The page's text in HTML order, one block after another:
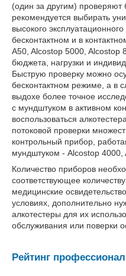
(один за другим) проверяют
рекомендуется выбирать
высокого
бесконтактном и в
A50, Alcostop 5000, Alcostop
бюджета, нагрузки и
Быструю проверку можно
бесконтактном режиме, а в
выдохе более точное
с мундштуком в активном
воспользоваться
потоковой проверки
контрольный прибор,
мундштуком - Alcostop 4000,
Количество приборов
соответствующее
медицинские
условиях, дополнительно
алкотестеры для их
обслуживания или поверки
Рейтинг